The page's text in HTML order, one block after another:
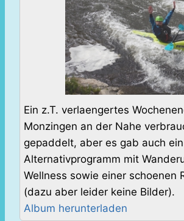
Ein z.T. verlaengertes
Monzingen an der Nahe
gepaddelt, aber es gab auch ein
Alternativprogramm mit
Wellness sowie einer schoenen
(dazu aber leider keine Bilder).
Album herunterladen